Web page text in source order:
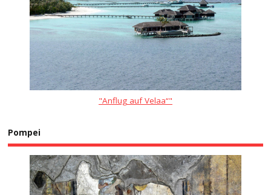
"Anflug auf Velaa“"
Pompei